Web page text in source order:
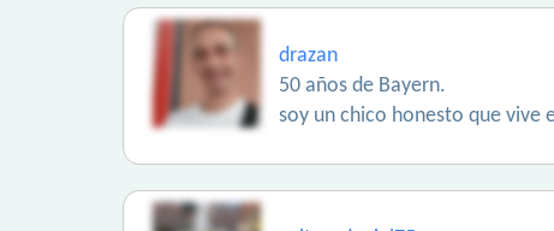
drazan
50 años de Bayern.
soy un chico honesto que vive